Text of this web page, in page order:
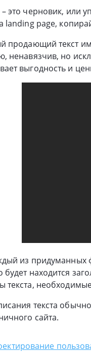
это черновик, или
landing page,
продающий текст
ненавязчив, но
выгодность и
из придуманных
будет находится
текста,
текста
сайта.